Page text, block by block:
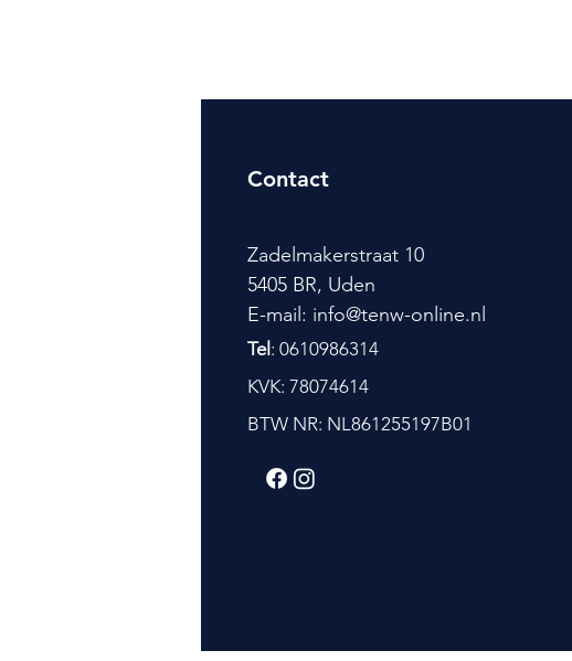
Contact
Zadelmakerstraat 10
5405 BR, Uden
E-mail: info@tenw-online.nl
Tel : 0610986314
KVK: 78074614
BTW NR: NL861255197B01